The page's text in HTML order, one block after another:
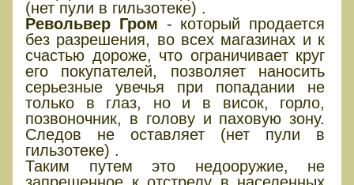
(нет пули в гильзотеке) .
Револьвер Гром - который продается
без разрешения, во всех магазинах и к
счастью дороже, что ограничивает круг
его покупателей, позволяет наносить
серьезные увечья при попадании не
только в глаз, но и в висок, горло,
позвоночник, в голову и паховую зону.
Следов не оставляет (нет пули в
гильзотеке) .
Таким путем это недооружие, не
запрещенное к отстрелу в населенных